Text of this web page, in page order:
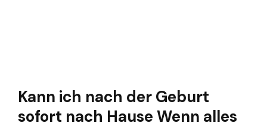
Kann ich nach der Geburt
sofort nach Hause Wenn alles